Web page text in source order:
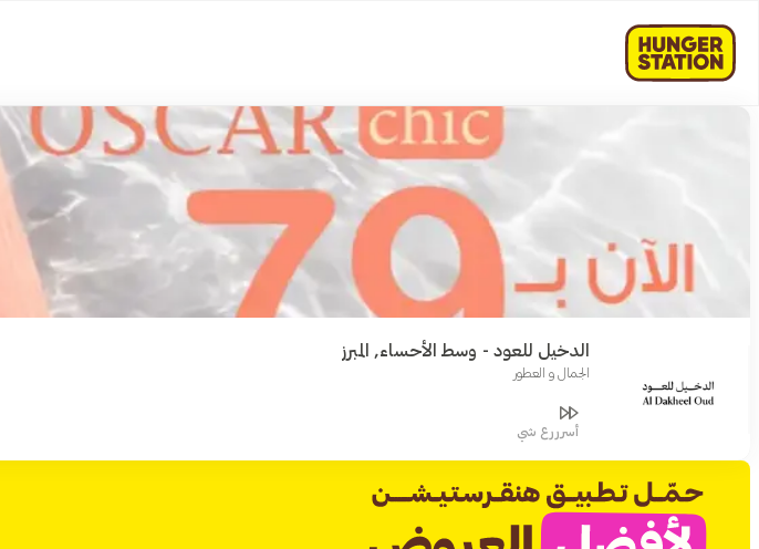
الدخيل للعود - وسط الأحساء, المبرز
الجمال و العطور
أسرررع شي